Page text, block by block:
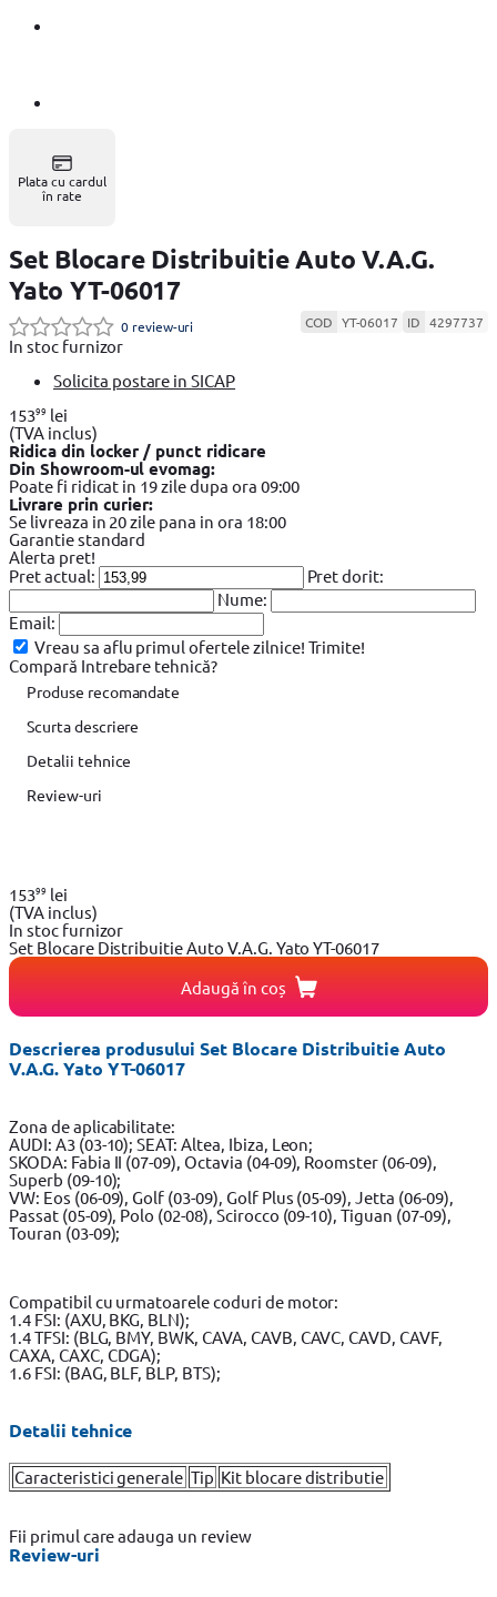
Plata cu cardul
în rate
Set Blocare Distribuitie Auto V.A.G.
Yato YT-06017
0 review-uri COD YT-06017 ID 4297737
In stoc furnizor
Solicita postare in SICAP
15399 lei
(TVA inclus)
Ridica din locker / punct ridicare
Din Showroom-ul evomag:
Poate fi ridicat in 19 zile dupa ora 09:00
Livrare prin curier:
Se livreaza in 20 zile pana in ora 18:00
Garantie standard
Alerta pret!
Pret actual:
Pret dorit:
Nume:
Email:
Vreau sa aflu primul ofertele zilnice! Trimite!
Compară Intrebare tehnică?
Produse recomandate
Scurta descriere
Detalii tehnice
Review-uri
15399 lei
(TVA inclus)
In stoc furnizor
Set Blocare Distribuitie Auto V.A.G. Yato YT-06017
Adaugă în coș
Descrierea produsului Set Blocare Distribuitie Auto
V.A.G. Yato YT-06017
Zona de aplicabilitate:
AUDI: A3 (03-10); SEAT: Altea, Ibiza, Leon;
SKODA: Fabia II (07-09), Octavia (04-09), Roomster (06-09),
Superb (09-10);
VW: Eos (06-09), Golf (03-09), Golf Plus (05-09), Jetta (06-09),
Passat (05-09), Polo (02-08), Scirocco (09-10), Tiguan (07-09),
Touran (03-09);
Compatibil cu urmatoarele coduri de motor:
1.4 FSI: (AXU, BKG, BLN);
1.4 TFSI: (BLG, BMY, BWK, CAVA, CAVB, CAVC, CAVD, CAVF,
CAXA, CAXC, CDGA);
1.6 FSI: (BAG, BLF, BLP, BTS);
Detalii tehnice
Caracteristici generale Tip Kit blocare distributie
Fii primul care adauga un review
Review-uri